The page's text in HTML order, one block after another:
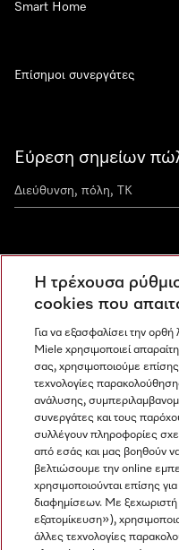
Εύρεση σημείων
Ανακαλύψτε τα Miele
Newsletter
Smart Home
Επίσημοι συνεργάτες
Miele στο Instagram
Miele στο Facebook
Miele στο
Η τρέχουσα
cookies που
Για να εξασφαλίσει την
Miele χρησιμοποιεί
σας, χρησιμοποιούμε
τεχνολογίες
ανάλυσης,
συνεργάτες και τους
συλλέγουν πληροφορίες
από εσάς και μας βοηθούν
βελτιώσουμε την online
χρησιμοποιούνται επίσης
διαφημίσεων. Με
εξατομίκευση»),
άλλες τεχνολογίες